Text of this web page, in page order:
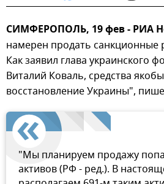
СИМФЕРОПОЛЬ, 19 фев - РИА
намерен продать санкционные
Как заявил глава украинского
Виталий Коваль, средства
восстановление Украины",
"Мы планируем продажу
активов (РФ - ред.). В